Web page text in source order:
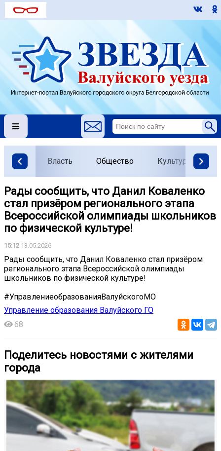
Власть Общество Культура
Рады сообщить, что Данил Коваленко
стал призёром регионального этапа
Всероссийской олимпиады школьников
по физической культуре!
15:12 13.05.2026
Рады сообщить, что Данил Коваленко стал призёром
регионального этапа Всероссийской олимпиады
школьников по физической культуре!
#УправлениеобразованияВалуйскогоМО
Управление образования Валуйского ГО
68
Поделитесь новостями с жителями
города